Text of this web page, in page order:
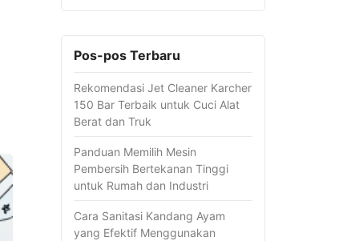
Pos-pos Terbaru
Rekomendasi Jet Cleaner Karcher
150 Bar Terbaik untuk Cuci Alat
Berat dan Truk
Panduan Memilih Mesin
Pembersih Bertekanan Tinggi
untuk Rumah dan Industri
Cara Sanitasi Kandang Ayam
yang Efektif Menggunakan